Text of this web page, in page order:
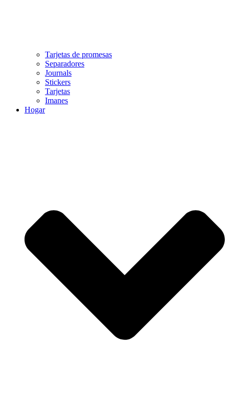
Tarjetas de promesas
Separadores
Journals
Stickers
Tarjetas
Imanes
Hogar